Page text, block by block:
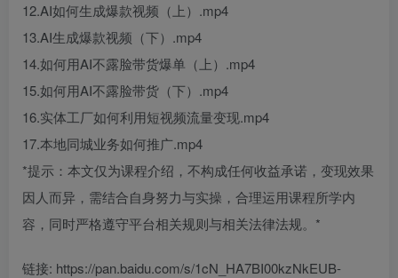
12.AI如何生成爆款视频（上）.mp4
13.AI生成爆款视频（下）.mp4
14.如何用AI不露脸带货爆单（上）.mp4
15.如何用AI不露脸带货（下）.mp4
16.实体工厂如何利用短视频流量变现.mp4
17.本地同城业务如何推广.mp4
*提示：本文仅为课程介绍，不构成任何收益承诺，变现效果
因人而异，需结合自身努力与实操，合理运用课程所学内
容，同时严格遵守平台相关规则与相关法律法规。*
链接: https://pan.baidu.com/s/1cN_HA7BI00kzNkEUB-